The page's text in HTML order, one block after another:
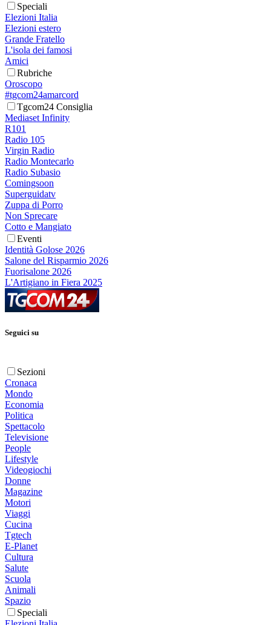
Speciali
Elezioni Italia
Elezioni estero
Grande Fratello
L'isola dei famosi
Amici
Rubriche
Oroscopo
#tgcom24amarcord
Tgcom24 Consiglia
Mediaset Infinity
R101
Radio 105
Virgin Radio
Radio Montecarlo
Radio Subasio
Comingsoon
Superguidatv
Zuppa di Porro
Non Sprecare
Cotto e Mangiato
Eventi
Identità Golose 2026
Salone del Risparmio 2026
Fuorisalone 2026
L'Artigiano in Fiera 2025
Seguici su
Sezioni
Cronaca
Mondo
Economia
Politica
Spettacolo
Televisione
People
Lifestyle
Videogiochi
Donne
Magazine
Motori
Viaggi
Cucina
Tgtech
E-Planet
Cultura
Salute
Scuola
Animali
Spazio
Speciali